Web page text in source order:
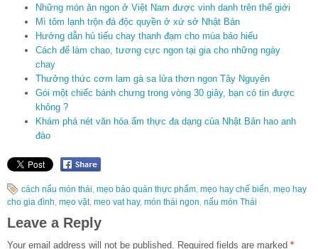
Những món ăn ngon ở Việt Nam được vinh danh trên thế giới
Mì tôm lạnh trộn đá độc quyền ở xứ sở Nhật Bản
Hướng dẫn hủ tiếu chay thanh đạm cho mùa báo hiếu
Cách để làm chao, tương cực ngon tại gia cho những ngày
chay
Thưởng thức cơm lam gà sa lửa thơn ngon Tây Nguyên
Gói một chiếc bánh chưng trong vòng 30 giây, bạn có tin được
không ?
Khám phá nét văn hóa ẩm thực đa dạng của Nhật Bản hao anh
đào
cách nấu món thái mẹo bảo quản thực phẩm mẹo hay chế biến mẹo hay
cho gia đình mẹo vặt, meo vat hay, món thái ngon nấu món Thái
Leave a Reply
Your email address will not be published. Required fields are marked *